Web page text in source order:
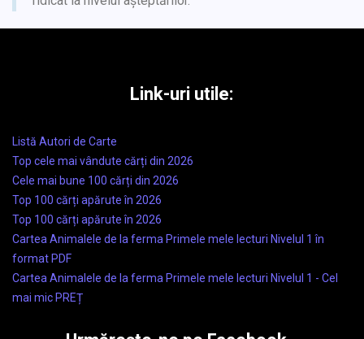
Link-uri utile:
Listă Autori de Carte
Top cele mai vândute cărți din 2026
Cele mai bune 100 cărți din 2026
Top 100 cărți apărute în 2026
Top 100 cărți apărute în 2026
Cartea Animalele de la ferma Primele mele lecturi Nivelul 1 în
format PDF
Cartea Animalele de la ferma Primele mele lecturi Nivelul 1 - Cel
mai mic PREȚ